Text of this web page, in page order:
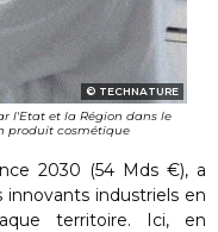
TECHNATURE
l'Etat et la Région dans le
produit cosmétique
2030 (54 Mds €), a
industriels en
territoire. Ici, en